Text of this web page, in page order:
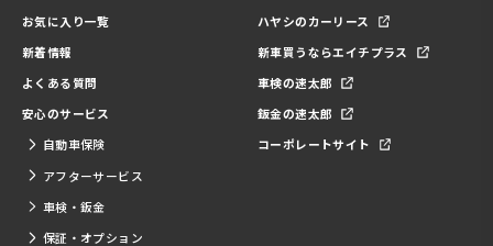
お気に入り一覧
新着情報
よくある質問
安心のサービス
自動車保険
アフターサービス
車検・鈑金
保証・オプション
ハヤシのカーリース
新車買うならエイチプラス
車検の速太郎
鈑金の速太郎
コーポレートサイト